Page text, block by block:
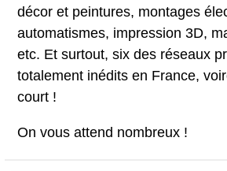
décor et peintures, montages
automatismes, impression 3D,
etc. Et surtout, six des réseaux
totalement inédits en France,
court !
On vous attend nombreux !